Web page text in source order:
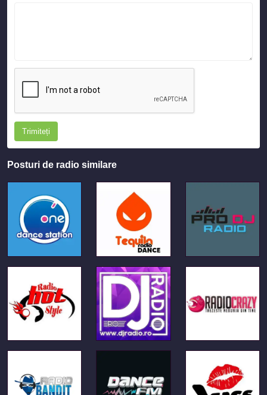
Trimiteți
Posturi de radio similare